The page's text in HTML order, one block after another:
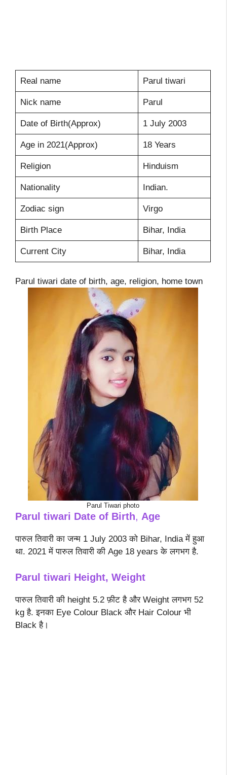
Real name Parul tiwari
Nick name Parul
Date of Birth(Approx) 1 July 2003
Age in 2021(Approx) 18 Years
Religion Hinduism
Nationality Indian.
Zodiac sign Virgo
Birth Place Bihar, India
Current City Bihar, India
Parul tiwari date of birth, age, religion, home town
Parul Tiwari photo
Parul tiwari Date of Birth, Age
पारुल तिवारी का जन्म 1 July 2003 को Bihar, India में हुआ
था. 2021 में पारुल तिवारी की Age 18 years के लगभग है.
Parul tiwari Height, Weight
पारुल तिवारी की height 5.2 फ़ीट है और Weight लगभग 52
kg है. इनका Eye Colour Black और Hair Colour भी
Black है।